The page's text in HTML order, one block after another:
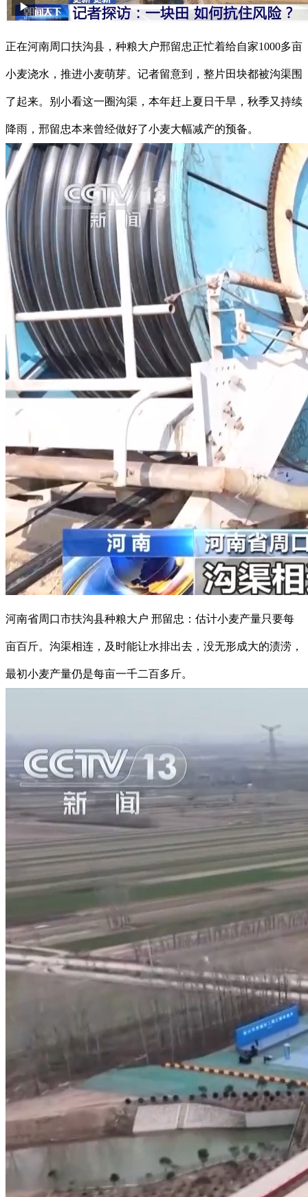
正在河南周口扶沟县，种粮大户邢留忠正忙着给自家1000多亩
小麦浇水，推进小麦萌芽。记者留意到，整片田块都被沟渠围
了起来。别小看这一圈沟渠，本年赶上夏日干旱，秋季又持续
降雨，邢留忠本来曾经做好了小麦大幅减产的预备。
河南省周口市扶沟县种粮大户 邢留忠：估计小麦产量只要每
亩百斤。沟渠相连，及时能让水排出去，没无形成大的渍涝，
最初小麦产量仍是每亩一千二百多斤。